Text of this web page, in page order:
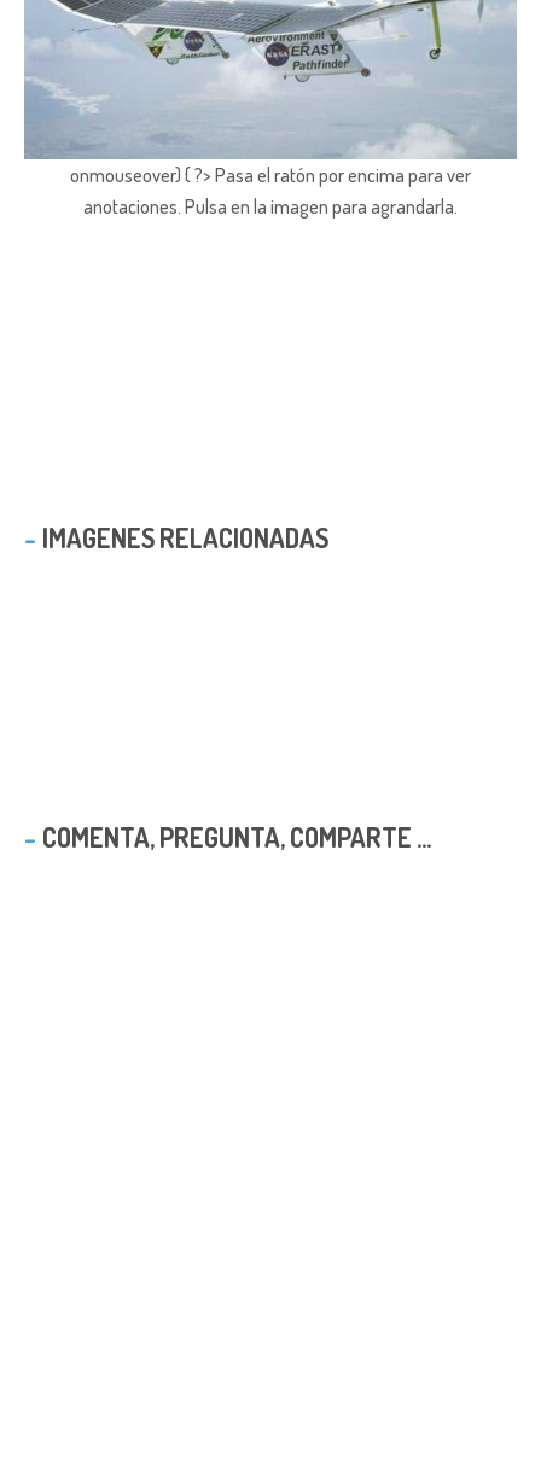
onmouseover) { ?> Pasa el ratón por encima para ver
anotaciones. Pulsa en la imagen para agrandarla.
IMAGENES RELACIONADAS
COMENTA, PREGUNTA, COMPARTE ...